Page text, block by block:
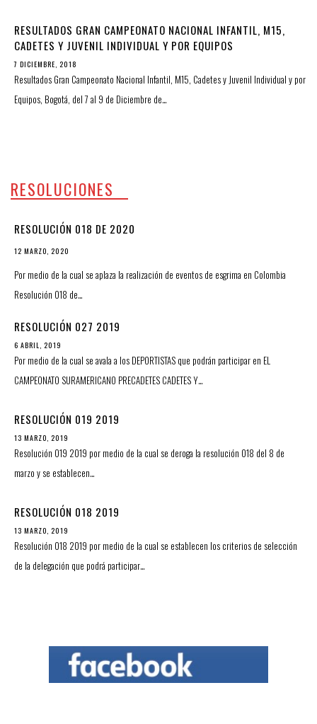
RESULTADOS GRAN CAMPEONATO NACIONAL INFANTIL, M15,
CADETES Y JUVENIL INDIVIDUAL Y POR EQUIPOS
7 DICIEMBRE, 2018
Resultados Gran Campeonato Nacional Infantil, M15, Cadetes y Juvenil Individual y por
Equipos, Bogotá, del 7 al 9 de Diciembre de…
RESOLUCIONES
RESOLUCIÓN 018 DE 2020
12 MARZO, 2020
Por medio de la cual se aplaza la realización de eventos de esgrima en Colombia
Resolución 018 de…
RESOLUCIÓN 027 2019
6 ABRIL, 2019
Por medio de la cual se avala a los DEPORTISTAS que podrán participar en EL
CAMPEONATO SURAMERICANO PRECADETES CADETES Y…
RESOLUCIÓN 019 2019
13 MARZO, 2019
Resolución 019 2019 por medio de la cual se deroga la resolución 018 del 8 de
marzo y se establecen…
RESOLUCIÓN 018 2019
13 MARZO, 2019
Resolución 018 2019 por medio de la cual se establecen los criterios de selección
de la delegación que podrá participar…